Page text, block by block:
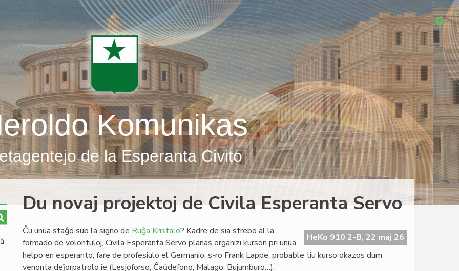
Komunikas
de la Esperanta Civito
Du novaj projektoj de Civila Esperanta Servo
HeKo 910 2-B, 22 maj 26
Ĉu unua staĝo sub la signo de Ruĝa Kristalo? Kadre de sia strebo al la
formado de volontuloj, Civila Esperanta Servo planas organizi kurson pri unua
helpo en esperanto, fare de profesiulo el Germanio, s-ro Frank Lappe; probable tiu kurso okazos dum
venonta deĵorpatrolo ie (Lesjoforso, Ĉaŭdefono, Malago, Bujumburo…).